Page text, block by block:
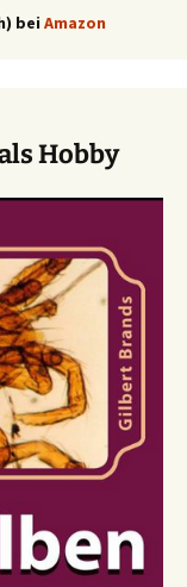
bei Amazon
Hobby